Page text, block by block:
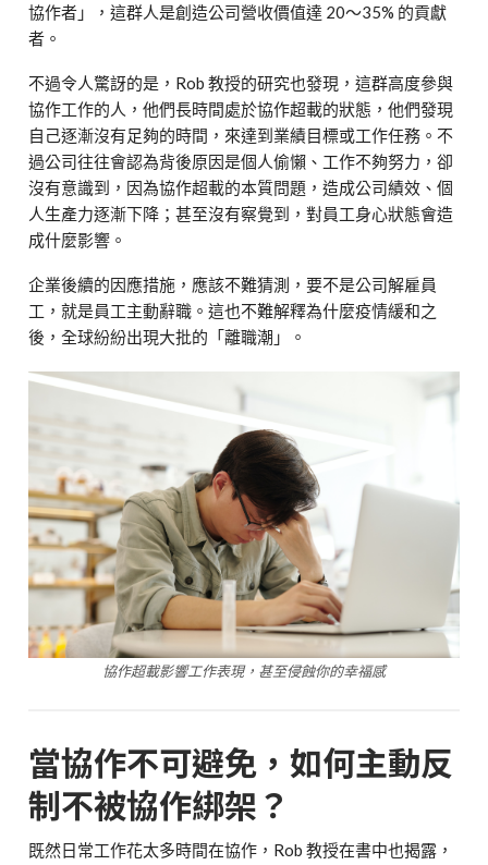
協作者」，這群人是創造公司營收價值達 20～35% 的貢獻
者。
不過令人驚訝的是，Rob 教授的研究也發現，這群高度參與
協作工作的人，他們長時間處於協作超載的狀態，他們發現
自己逐漸沒有足夠的時間，來達到業績目標或工作任務。不
過公司往往會認為背後原因是個人偷懶、工作不夠努力，卻
沒有意識到，因為協作超載的本質問題，造成公司績效、個
人生產力逐漸下降；甚至沒有察覺到，對員工身心狀態會造
成什麼影響。
企業後續的因應措施，應該不難猜測，要不是公司解雇員
工，就是員工主動辭職。這也不難解釋為什麼疫情緩和之
後，全球紛紛出現大批的「離職潮」。
協作超載影響工作表現，甚至侵蝕你的幸福感
當協作不可避免，如何主動反
制不被協作綁架？
既然日常工作花太多時間在協作，Rob 教授在書中也揭露，